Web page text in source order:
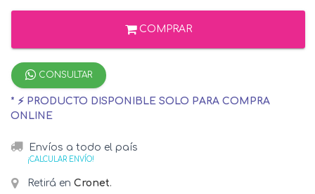
COMPRAR
CONSULTAR
* ⚡ PRODUCTO DISPONIBLE SOLO PARA COMPRA
ONLINE
Envíos a todo el país
¡CALCULAR ENVÍO!
Retirá en Cronet.